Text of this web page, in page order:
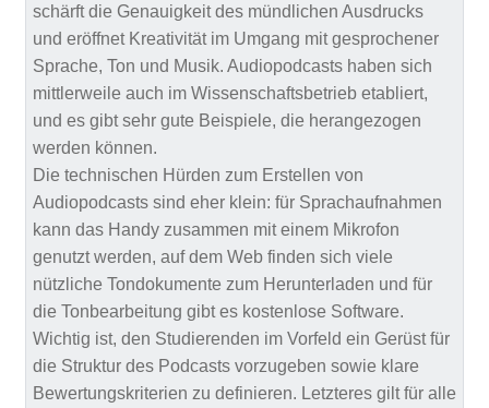
schärft die Genauigkeit des mündlichen Ausdrucks
und eröffnet Kreativität im Umgang mit gesprochener
Sprache, Ton und Musik. Audiopodcasts haben sich
mittlerweile auch im Wissenschaftsbetrieb etabliert,
und es gibt sehr gute Beispiele, die herangezogen
werden können.
Die technischen Hürden zum Erstellen von
Audiopodcasts sind eher klein: für Sprachaufnahmen
kann das Handy zusammen mit einem Mikrofon
genutzt werden, auf dem Web finden sich viele
nützliche Tondokumente zum Herunterladen und für
die Tonbearbeitung gibt es kostenlose Software.
Wichtig ist, den Studierenden im Vorfeld ein Gerüst für
die Struktur des Podcasts vorzugeben sowie klare
Bewertungskriterien zu definieren. Letzteres gilt für alle